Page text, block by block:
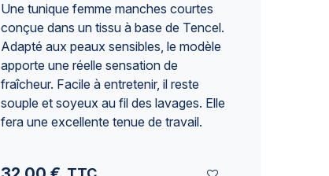
Une tunique femme manches courtes
conçue dans un tissu à base de Tencel.
Adapté aux peaux sensibles, le modèle
apporte une réelle sensation de
fraîcheur. Facile à entretenir, il reste
souple et soyeux au fil des lavages. Elle
fera une excellente tenue de travail.